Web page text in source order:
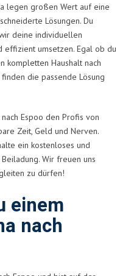
legen großen Wert auf eine
Lösungen. Du
deine individuellen
effizient umsetzen. Egal ob du
kompletten Haushalt nach
die passende Lösung
Espoo den Profis von
Zeit, Geld und Nerven.
ein kostenloses und
Wir freuen uns
zu dürfen!
einem
nach